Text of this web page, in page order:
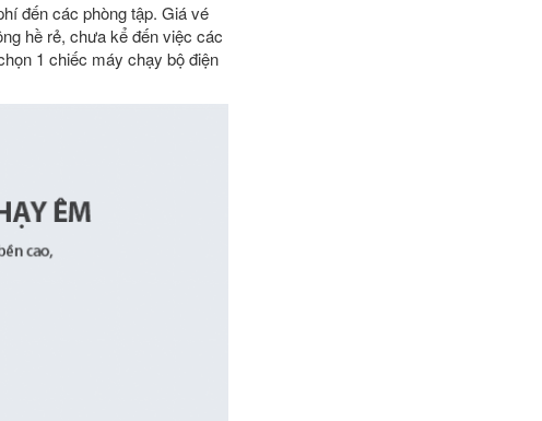
đến các phòng tập. Giá vé
hề rẻ, chưa kể đến việc các
1 chiếc máy chạy bộ điện